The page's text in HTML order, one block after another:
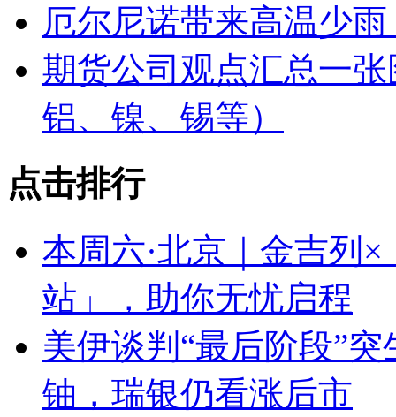
厄尔尼诺带来高温少
期货公司观点汇总一
铝、镍、锡等）
点击排行
本周六·北京｜金吉列
站」，助你无忧启程
美伊谈判“最后阶段”
铀，瑞银仍看涨后市